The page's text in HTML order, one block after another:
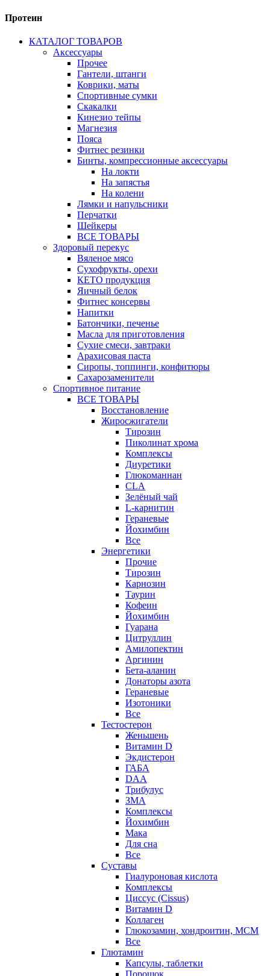
Протеин
КАТАЛОГ ТОВАРОВ
Аксессуары
Прочее
Гантели, штанги
Коврики, маты
Спортивные сумки
Скакалки
Кинезио тейпы
Магнезия
Пояса
Фитнес резинки
Бинты, компрессионные аксессуары
На локти
На запястья
На колени
Лямки и напульсники
Перчатки
Шейкеры
ВСЕ ТОВАРЫ
Здоровый перекус
Вяленое мясо
Сухофрукты, орехи
КЕТО продукция
Яичный белок
Фитнес консервы
Напитки
Батончики, печенье
Масла для приготовления
Сухие смеси, завтраки
Арахисовая паста
Сиропы, топпинги, конфитюры
Сахарозаменители
Спортивное питание
ВСЕ ТОВАРЫ
Восстановление
Жиросжигатели
Тирозин
Пиколинат хрома
Комплексы
Диуретики
Глюкоманнан
CLA
Зелёный чай
L-карнитин
Гераневые
Йохимбин
Все
Энергетики
Прочие
Тирозин
Карнозин
Таурин
Кофеин
Йохимбин
Гуарана
Цитруллин
Амилопектин
Аргинин
Бета-аланин
Донаторы азота
Гераневые
Изотоники
Все
Тестостерон
Женьшень
Витамин D
Экдистерон
ГАБА
DAA
Трибулус
ЗМА
Комплексы
Йохимбин
Мака
Для сна
Все
Суставы
Гиалуроновая кислота
Комплексы
Циссус (Cissus)
Витамин D
Коллаген
Глюкозамин, хондроитин, МСМ
Все
Глютамин
Капсулы, таблетки